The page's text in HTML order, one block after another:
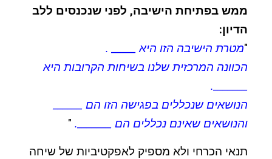
ממש בפתיחת הישיבה, לפני שנכנסים ללב
הדיון:
"מטרת הישיבה הזו היא _____ .
הכוונה המרכזית שלנו בשיחות הקרובות היא
_______.
הנושאים שנכללים בפגישה הזו הם ______
והנושאים שאינם נכללים הם _______. "
תנאי הכרחי ולא מספיק לאפקטיביות של שיחה